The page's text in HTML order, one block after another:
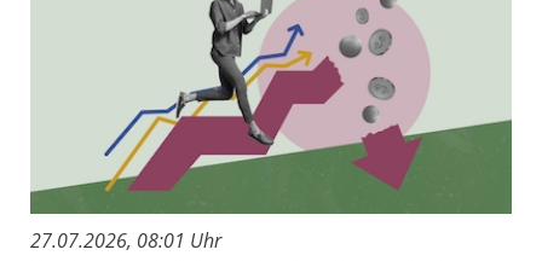
27.07.2026, 08:01 Uhr